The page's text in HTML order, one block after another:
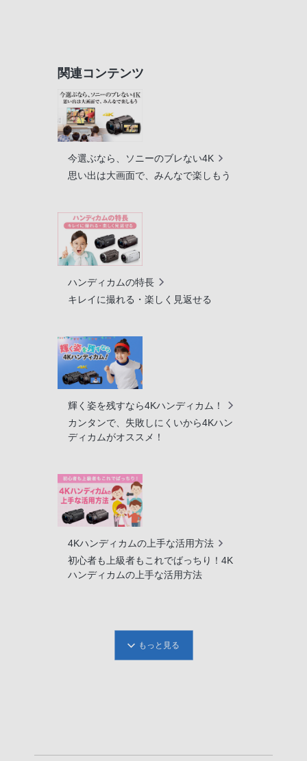
関連コンテンツ
今選ぶなら、ソニーのブレない4K
思い出は大画面で、みんなで楽しもう
ハンディカムの特長
キレイに撮れる・楽しく見返せる
輝く姿を残すなら4Kハンディカム！
カンタンで、失敗しにくいから4Kハン
ディカムがオススメ！
4Kハンディカムの上手な活用方法
初心者も上級者もこれでばっちり！4K
ハンディカムの上手な活用方法
もっと見る